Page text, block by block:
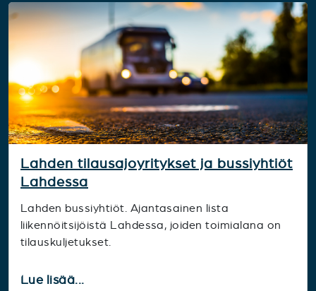
Lahden tilausajoyritykset ja bussiyhtiöt
Lahdessa
Lahden bussiyhtiöt. Ajantasainen lista
liikennöitsijöistä Lahdessa, joiden toimialana on
tilauskuljetukset.
Lue lisää...